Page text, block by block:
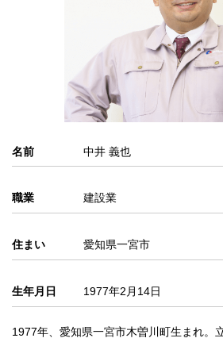
名前 中井 義也
職業 建設業
住まい 愛知県一宮市
生年月日 1977年2月14日
1977年、愛知県一宮市木曽川町生まれ。